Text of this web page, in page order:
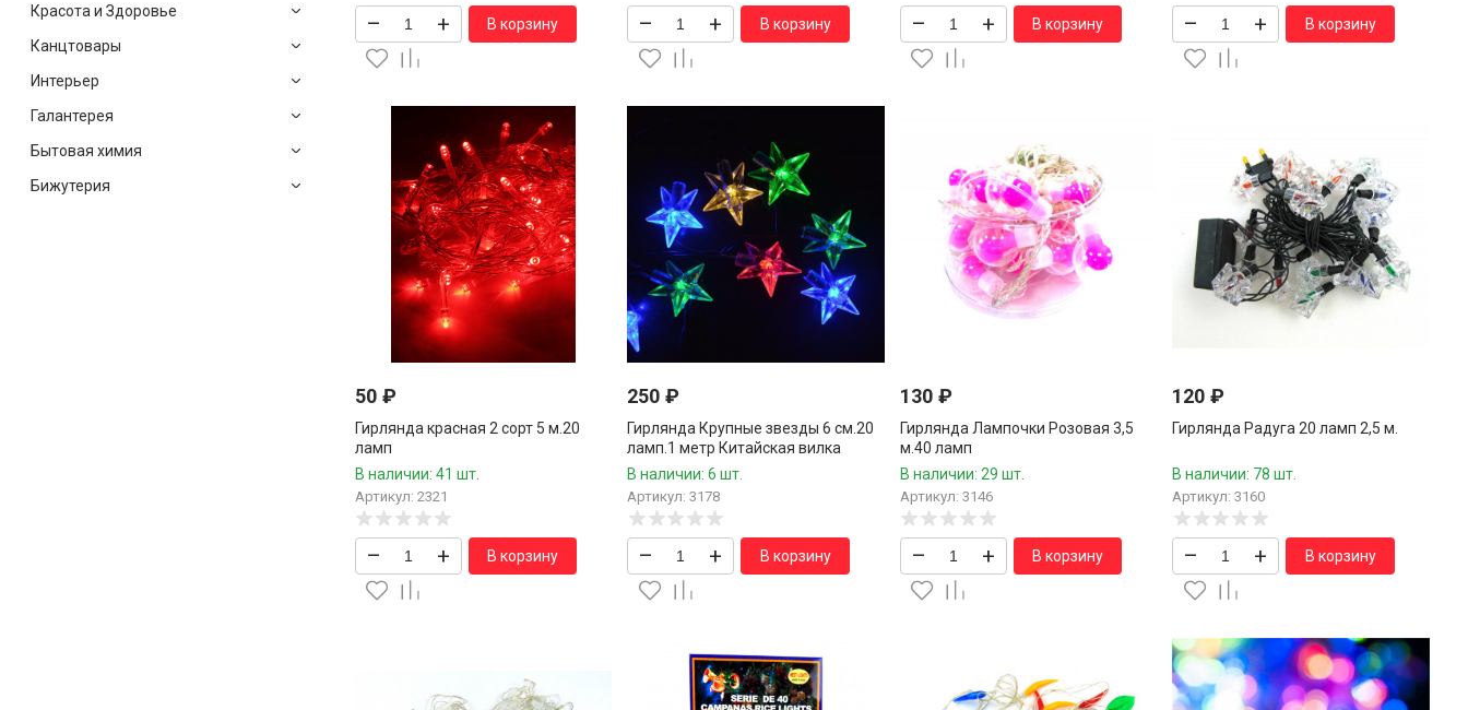
Красота и Здоровье
Канцтовары
Интерьер
Галантерея
Бытовая химия
Бижутерия
– + В корзину – + В корзину – + В корзину – + В корзину
50 ₽
Гирлянда красная 2 сорт 5 м.20
ламп
В наличии: 41 шт.
Артикул: 2321
– + В корзину
250₽
Гирлянда Крупные звезды 6 см.20
ламп.1 метр Китайская вилка
В наличии: 6 шт.
Артикул: 3178
– + В корзину
130 ₽
Гирлянда Лампочки Розовая 3,5
м.40 ламп
В наличии: 29 шт.
Артикул: 3146
– + В корзину
120₽
Гирлянда Радуга 20 ламп 2,5 м.
В наличии: 78 шт.
Артикул: 3160
– + В корзину